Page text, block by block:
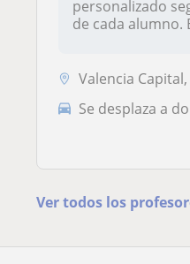
personalizado
de cada alumno.
Valencia Capital,
Se desplaza a
Ver todos los